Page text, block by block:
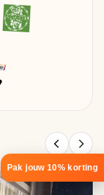
Pak jouw 10% korting